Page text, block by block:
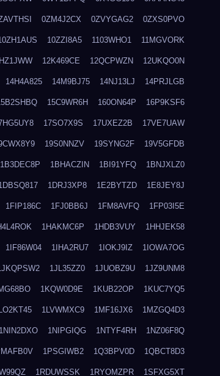
0ZM4J2CX 0ZVYGAG2 0ZXS0PVO
10ZZI8A5 1103WHO1 11MGVORK
12K469CE 12QCPWZN 12UKQO0N
14H4A825 14M9BJ75 14NJ13LJ 14PRJLGB
15C9WR6H 160ON64P 16P9KSF6
17SO7X9S 17UXEZ2B 17VE7UAW
19S0NNZV 19SYNG2F 19V5GFDB
1B3DEC8P 1BHACZIN 1BI91YFQ 1BNJXLZ0
1DRJ3XP8 1E2BYTZD 1E8JEY8J
1FIP186C 1FJ0BB6J 1FM8AVFQ 1FP03I5E
1HAKMC6P 1HDB3VUY 1HHJEK58
1IF86W04 1IHA2RU7 1IOKJ9IZ 1IOWA7OG
1JL35ZZ0 1JUOBZ9U 1JZ9UNM8
1KQW0D9E 1KUB22OP 1KUC7YQ5
1LVWMXC9 1MF16JX6 1MZGQ4D3
1NIN2DXO 1NIPGIQG 1NTYF4RH 1NZ06F8Q
1PSGIWB2 1Q3BPV0D 1QBCT8D3
1RDUWSSK 1RYOMZPR 1SFXG5XT